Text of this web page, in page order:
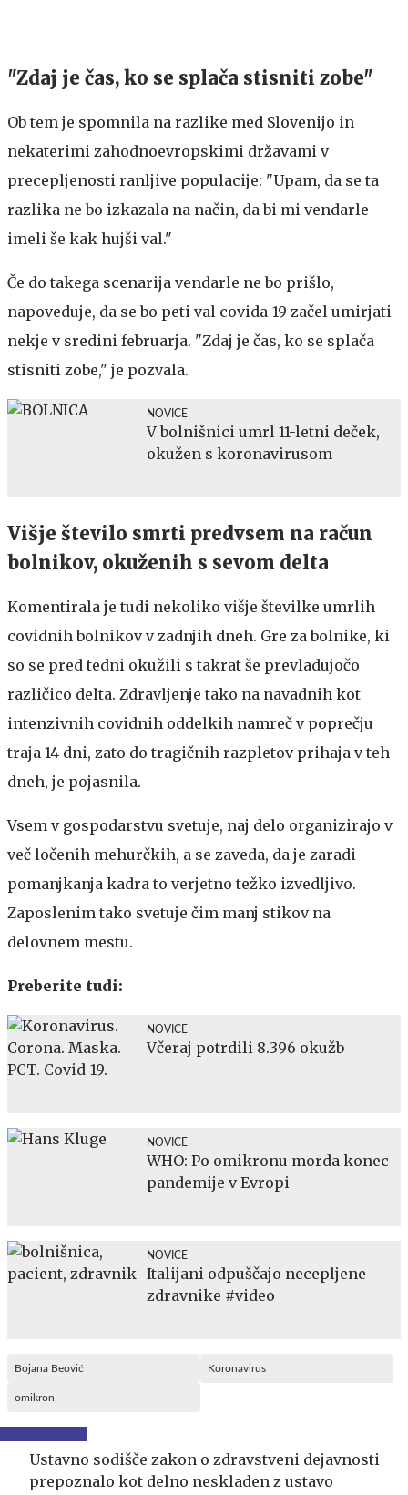
"Zdaj je čas, ko se splača stisniti zobe"
Ob tem je spomnila na razlike med Slovenijo in
nekaterimi zahodnoevropskimi državami v
precepljenosti ranljive populacije: "Upam, da se ta
razlika ne bo izkazala na način, da bi mi vendarle
imeli še kak hujši val."
Če do takega scenarija vendarle ne bo prišlo,
napoveduje, da se bo peti val covida-19 začel umirjati
nekje v sredini februarja. "Zdaj je čas, ko se splača
stisniti zobe," je pozvala.
NOVICE
V bolnišnici umrl 11-letni deček,
okužen s koronavirusom
Višje število smrti predvsem na račun
bolnikov, okuženih s sevom delta
Komentirala je tudi nekoliko višje številke umrlih
covidnih bolnikov v zadnjih dneh. Gre za bolnike, ki
so se pred tedni okužili s takrat še prevladujočo
različico delta. Zdravljenje tako na navadnih kot
intenzivnih covidnih oddelkih namreč v poprečju
traja 14 dni, zato do tragičnih razpletov prihaja v teh
dneh, je pojasnila.
Vsem v gospodarstvu svetuje, naj delo organizirajo v
več ločenih mehurčkih, a se zaveda, da je zaradi
pomanjkanja kadra to verjetno težko izvedljivo.
Zaposlenim tako svetuje čim manj stikov na
delovnem mestu.
Preberite tudi:
NOVICE
Včeraj potrdili 8.396 okužb
NOVICE
WHO: Po omikronu morda konec
pandemije v Evropi
NOVICE
Italijani odpuščajo necepljene
zdravnike #video
Bojana Beović Koronavirus
omikron
Ustavno sodišče zakon o zdravstveni dejavnosti
prepoznalo kot delno neskladen z ustavo